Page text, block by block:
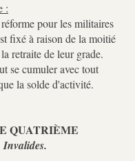
:
pour les militaires
fixé à raison de la moitié
retraite de leur grade.
se cumuler avec tout
la solde d'activité.
QUATRIÈME
Invalides.